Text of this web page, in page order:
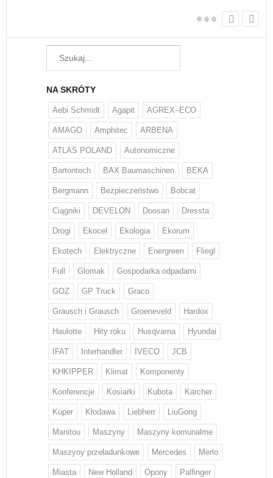
NA SKRÓTY
Aebi Schmidt Agapit AGREX–ECO
AMAGO Amphitec ARBENA
ATLAS POLAND Autonomiczne
Bartontech BAX Baumaschinen BEKA
Bergmann Bezpieczeństwo Bobcat
Ciągniki DEVELON Doosan Dressta
Drogi Ekocel Ekologia Ekorum
Ekotech Elektryczne Energreen Fliegl
Full Glomak Gospodarka odpadami
GOZ GP Truck Graco
Grausch i Grausch Groeneveld Hardox
Haulotte Hity roku Husqvarna Hyundai
IFAT Interhandler IVECO JCB
KHKIPPER Klimat Komponenty
Konferencje Kosiarki Kubota Kärcher
Küper Kłodawa Liebherr LiuGong
Manitou Maszyny Maszyny komunalme
Maszyny przeładunkowe Mercedes Merlo
Miasta New Holland Opony Palfinger